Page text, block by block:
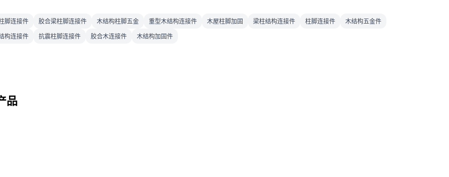
脚连接件 胶合梁柱脚连接件 木结构柱脚五金 重型木结构连接件 木屋柱脚加固 梁柱结构连接件 柱脚连接件
木结构五金件
构连接件
抗震柱脚连接件 胶合木连接件 木结构加固件
品